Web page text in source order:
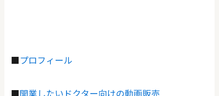
■プロフィール
■開業したいドクター向けの動画販売